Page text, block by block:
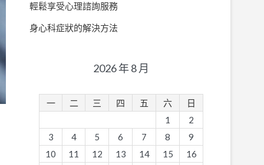
輕鬆享受心理諮詢服務
身心科症狀的解決方法
2026 年 8 月
一 二 三 四 五 六
日
1
2
3
4 5 6 7 8
9
10
11 12 13 14 15
16